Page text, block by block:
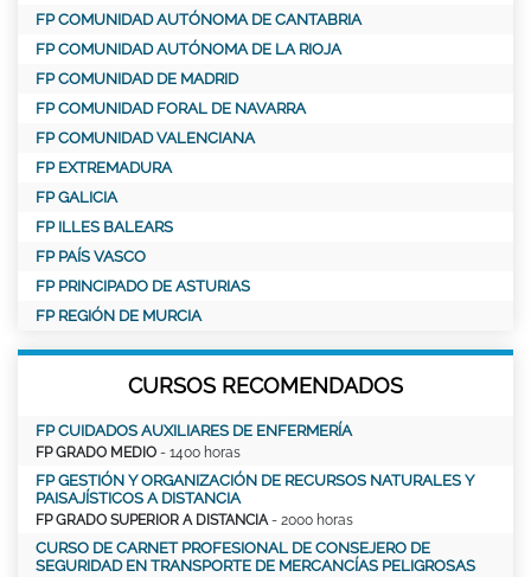
FP COMUNIDAD AUTÓNOMA DE CANTABRIA
FP COMUNIDAD AUTÓNOMA DE LA RIOJA
FP COMUNIDAD DE MADRID
FP COMUNIDAD FORAL DE NAVARRA
FP COMUNIDAD VALENCIANA
FP EXTREMADURA
FP GALICIA
FP ILLES BALEARS
FP PAÍS VASCO
FP PRINCIPADO DE ASTURIAS
FP REGIÓN DE MURCIA
CURSOS RECOMENDADOS
FP CUIDADOS AUXILIARES DE ENFERMERÍA
FP GRADO MEDIO - 1400 horas
FP GESTIÓN Y ORGANIZACIÓN DE RECURSOS NATURALES Y
PAISAJÍSTICOS A DISTANCIA
FP GRADO SUPERIOR A DISTANCIA - 2000 horas
CURSO DE CARNET PROFESIONAL DE CONSEJERO DE
SEGURIDAD EN TRANSPORTE DE MERCANCÍAS PELIGROSAS